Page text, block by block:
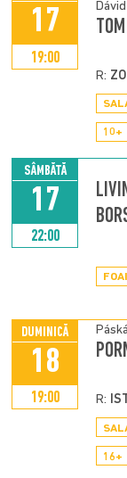
17
19:00
R:
10+
SÂMBĂTĂ
17
22:00
DUMINICĂ
18
19:00 R:
16+